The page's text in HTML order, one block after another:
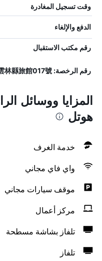
وقت تسجيل المغادرة
الدفع والإلغاء
رقم مكتب الاستقبال
رقم الرخصة: 雲林縣旅館017號
المزايا ووسائل
هوتل
خدمة الغرف
واي فاي مجاني
موقف سيارات مجاني
مركز أعمال
تلفاز بشاشة مسطحة
تلفاز